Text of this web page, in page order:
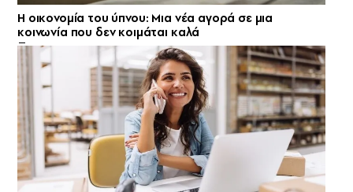
Η οικονομία του ύπνου: Μια νέα αγορά σε μια
κοινωνία που δεν κοιμάται καλά